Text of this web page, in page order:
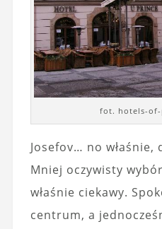
fot. hotels-of-
Josefov… no właśnie,
Mniej oczywisty
właśnie ciekawy.
centrum, a